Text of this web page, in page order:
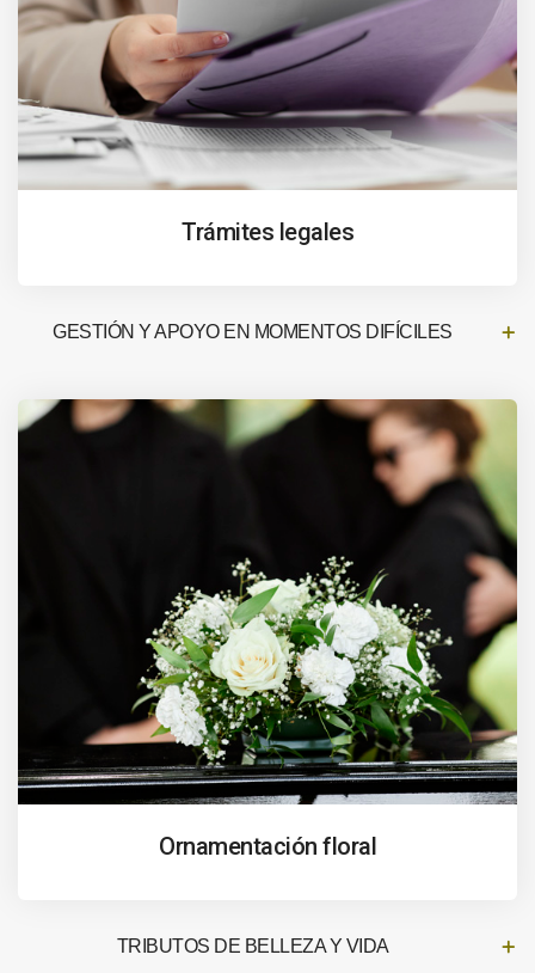
Trámites legales
GESTIÓN Y APOYO EN MOMENTOS DIFÍCILES
Ornamentación floral
TRIBUTOS DE BELLEZA Y VIDA